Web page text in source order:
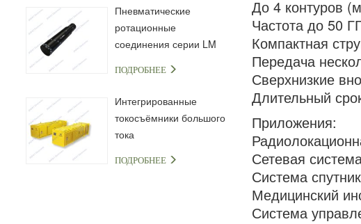
Пневматические
ротационные
соединения серии LM
ПОДРОБНЕЕ
Интегрированные
токосъёмники большого
тока
ПОДРОБНЕЕ
До 4 контуров
Частота до 50
Компактная
Передача
Сверхнизкие
Длительный
Приложения:
Сетевая
Система
Медицинский
Система